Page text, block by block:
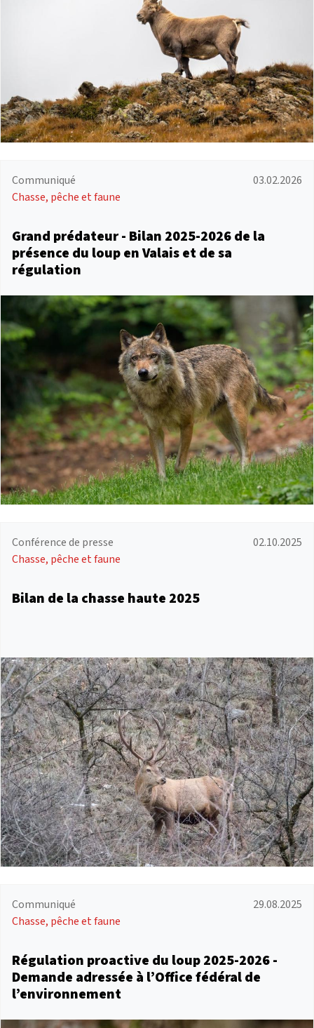
Communiqué
03.02.2026
Chasse, pêche et faune
Grand prédateur - Bilan 2025-2026 de la
présence du loup en Valais et de sa
régulation
Conférence de presse
02.10.2025
Chasse, pêche et faune
Bilan de la chasse haute 2025
Communiqué
29.08.2025
Chasse, pêche et faune
Régulation proactive du loup 2025-2026 -
Demande adressée à l’Office fédéral de
l’environnement